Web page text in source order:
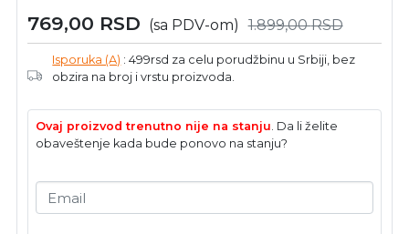
769,00 RSD (sa PDV-om) 1.899,00RSD
Isporuka (A) : 499rsd za celu porudžbinu u Srbiji, bez
obzira na broj i vrstu proizvoda.
Ovaj proizvod trenutno nije na stanju. Da li želite
obaveštenje kada bude ponovo na stanju?
Email